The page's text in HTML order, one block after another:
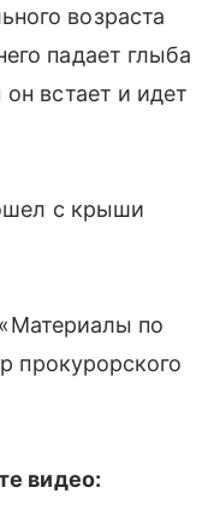
возраста
падает глыба
встает и идет
с крыши
по
прокурорского
видео: